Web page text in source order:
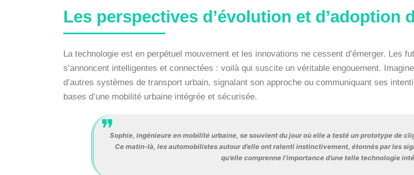
Les perspectives d’évolution et d’adoption
La technologie est en perpétuel mouvement et les innovations ne cessent d’émerger. Les
s’annoncent intelligentes et connectées : voilà qui suscite un véritable engouement.
d’autres systèmes de transport urbain, signalant son approche ou communiquant ses
bases d’une mobilité urbaine intégrée et sécurisée.
Sophie, ingénieure en mobilité urbaine, se souvient du jour où elle a testé un prototype de
Ce matin-là, les automobilistes autour d’elle ont ralenti instinctivement, étonnés par les
qu’elle comprenne l’importance d’une telle technologie